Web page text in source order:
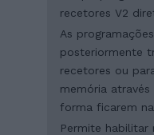
recetores V2
As
posteriormente
recetores ou
memória através
forma ficarem
Permite habilitar